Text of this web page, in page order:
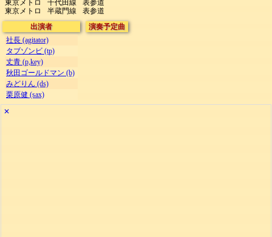
東京メトロ
東京メトロ
千代田線
半蔵門線
表参道
表参道
出演者
社長 (agitator)
タブゾンビ (tp)
丈青 (p,key)
秋田ゴールドマン (b)
みどりん (ds)
栗原健 (sax)
演奏予定曲
✕